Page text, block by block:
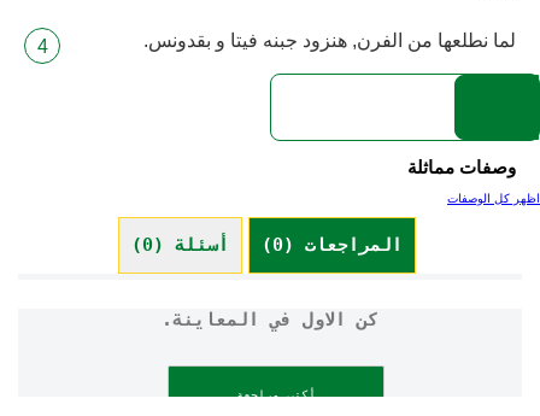
لما نطلعها من الفرن, هنزود جبنه فيتا و بقدونس.
وصفات مماثلة
اظهر كل الوصفات
المراجعات (0) أسئلة (0)
كن الاول في المعاينة.
أكتب مراجعة